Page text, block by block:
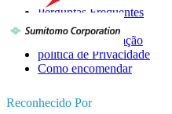
Perguntas Frequentes
Depoimentos
Termos de Utilização
política de Privacidade
Como encomendar
Reconhecido Por